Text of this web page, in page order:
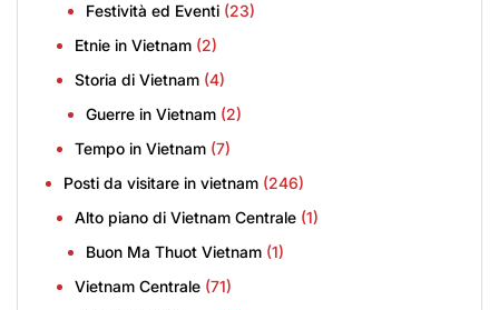
Festività ed Eventi (23)
Etnie in Vietnam (2)
Storia di Vietnam (4)
Guerre in Vietnam (2)
Tempo in Vietnam (7)
Posti da visitare in vietnam (246)
Alto piano di Vietnam Centrale (1)
Buon Ma Thuot Vietnam (1)
Vietnam Centrale (71)